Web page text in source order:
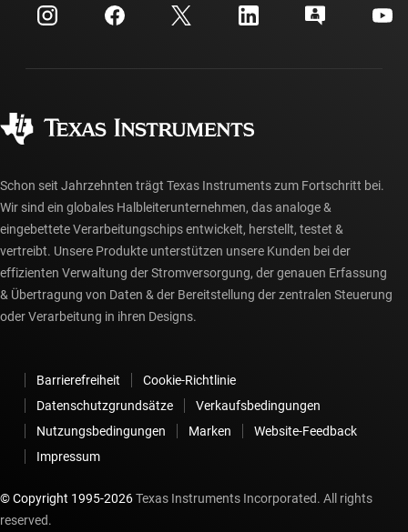
Investorenbeziehungen
Fertigung
Kundensupportzentrum
myTI-Konto FAQs
Häufig gestellte Fragen zu Bestellungen
Schon seit Jahrzehnten trägt Texas Instruments zum Fortschritt bei.
Wir sind ein globales Halbleiterunternehmen, das analoge &
eingebettete Verarbeitungschips entwickelt, herstellt, testet &
vertreibt. Unsere Produkte unterstützen unsere Kunden bei der
effizienten Verwaltung der Stromversorgung, der genauen Erfassung
& Übertragung von Daten & der Bereitstellung der zentralen Steuerung
oder Verarbeitung in ihren Designs.
Barrierefreiheit
Cookie-Richtlinie
Datenschutzgrundsätze
Verkaufsbedingungen
Nutzungsbedingungen
Marken
Website-Feedback
Impressum
© Copyright 1995-2026Texas Instruments Incorporated. All rights
reserved.